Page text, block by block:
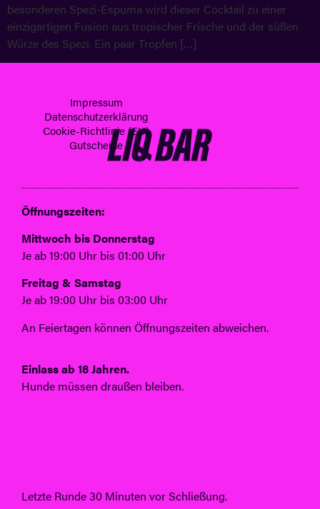
besonderen Spezi-Espuma wird dieser Cocktail zu einer
einzigartigen Fusion aus tropischer Frische und der süßen
Würze des Spezi. Ein paar Tropfen […]
Impressum
Datenschutzerklärung
Cookie-Richtlinie (EU)
Gutscheine
Öffnungszeiten:
Mittwoch bis Donnerstag
Je ab 19:00 Uhr bis 01:00 Uhr
Freitag & Samstag
Je ab 19:00 Uhr bis 03:00 Uhr
An Feiertagen können Öffnungszeiten abweichen.
Einlass ab 18 Jahren.
Hunde müssen draußen bleiben.
Letzte Runde 30 Minuten vor Schließung.